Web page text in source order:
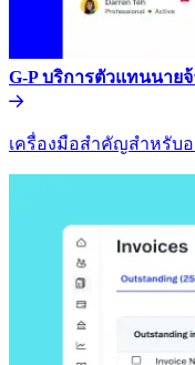
G-P บริการตัวแทนนาย
เครื่องมือสำคัญสำหรับอ